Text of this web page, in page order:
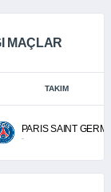
MAÇLAR
TAKIM
PARIS SAINT
-